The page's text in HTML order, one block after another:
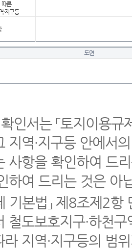
따른
·지구등
도면
인서는 「토지이용
지역·지구등 안에서
사항을 확인하여 드
하여 드리는 것은 아
기본법」 제8조제2
철도보호지구·하천
지역·지구등의 범